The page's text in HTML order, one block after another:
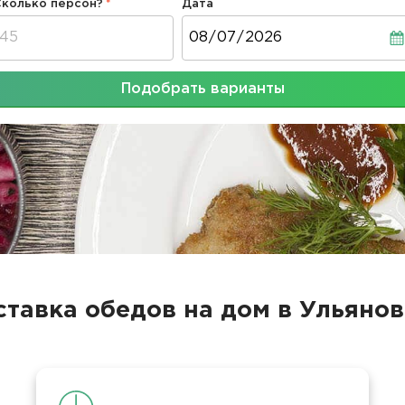
персон? Дата
Подобрать варианты
обедов на дом в